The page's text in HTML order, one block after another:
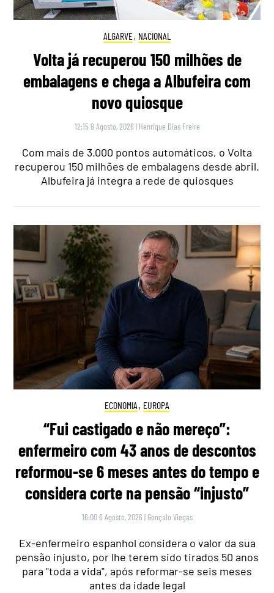
ALGARVE, NACIONAL
Volta já recuperou 150 milhões de
embalagens e chega a Albufeira com
novo quiosque
12:15 8 Agosto, 2026 | Henrique Dias Freire
Com mais de 3.000 pontos automáticos, o Volta
recuperou 150 milhões de embalagens desde abril.
Albufeira já integra a rede de quiosques
ECONOMIA , EUROPA
“Fui castigado e não mereço”:
enfermeiro com 43 anos de descontos
reformou-se 6 meses antes do tempo e
considera corte na pensão “injusto”
16:00 6 Agosto, 2026 | Gonçalo Viegas
Ex-enfermeiro espanhol considera o valor da sua
pensão injusto, por lhe terem sido tirados 50 anos
para "toda a vida", após reformar-se seis meses
antes da idade legal